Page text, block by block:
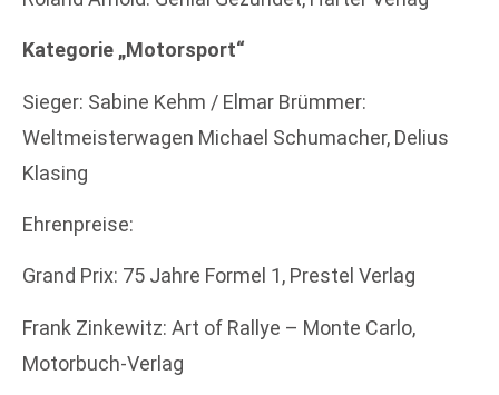
Kategorie „Motorsport“
Sieger: Sabine Kehm / Elmar Brümmer:
Weltmeisterwagen Michael Schumacher, Delius
Klasing
Ehrenpreise:
Grand Prix: 75 Jahre Formel 1, Prestel Verlag
Frank Zinkewitz: Art of Rallye – Monte Carlo,
Motorbuch-Verlag